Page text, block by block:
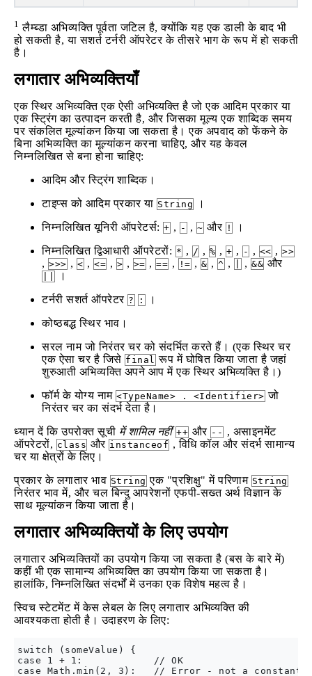
1 लैम्ब्डा अभिव्यक्ति पूर्वता जटिल है, क्योंकि यह एक डाली के बाद भी
हो सकती है, या सशर्त टर्नरी ऑपरेटर के तीसरे भाग के रूप में हो सकती
है।
लगातार अभिव्यक्तियाँ
एक स्थिर अभिव्यक्ति एक ऐसी अभिव्यक्ति है जो एक आदिम प्रकार या
एक स्ट्रिंग का उत्पादन करती है, और जिसका मूल्य एक शाब्दिक समय
पर संकलित मूल्यांकन किया जा सकता है। एक अपवाद को फेंकने के
बिना अभिव्यक्ति का मूल्यांकन करना चाहिए, और यह केवल
निम्नलिखित से बना होना चाहिए:
आदिम और स्ट्रिंग शाब्दिक।
टाइप्स को आदिम प्रकार या String
।
निम्नलिखित यूनिरी ऑपरेटर्स: + , - , ~ और !
।
निम्नलिखित द्विआधारी ऑपरेटरों: * , / , % , + , - , << , >>
, >>> , < , <= , > , >= , == , != , & , ^ , , && और
।
टर्नरी सशर्त ऑपरेटर ? :
।
कोष्ठबद्ध स्थिर भाव।
सरल नाम जो निरंतर चर को संदर्भित करते हैं। (एक स्थिर चर
एक ऐसा चर है जिसे final रूप में घोषित किया जाता है जहां
शुरुआती अभिव्यक्ति अपने आप में एक स्थिर अभिव्यक्ति है।)
फॉर्म के योग्य नाम <TypeName> . <Identifier> जो
निरंतर चर का संदर्भ देता है।
ध्यान दें कि उपरोक्त सूची में शामिल नहीं ++ और -- , असाइनमेंट
ऑपरेटरों, class और instanceof , विधि कॉल और संदर्भ सामान्य
चर या क्षेत्रों के लिए।
प्रकार के लगातार भाव String एक "प्रशिक्षु" में परिणाम String
निरंतर भाव में, और चल बिन्दु आपरेशनों एफपी-सख्त अर्थ विज्ञान के
साथ मूल्यांकन किया जाता है।
लगातार अभिव्यक्तियों के लिए उपयोग
लगातार अभिव्यक्तियों का उपयोग किया जा सकता है (बस के बारे में)
कहीं भी एक सामान्य अभिव्यक्ति का उपयोग किया जा सकता है।
हालांकि, निम्नलिखित संदर्भों में उनका एक विशेष महत्व है।
स्विच स्टेटमेंट में केस लेबल के लिए लगातार अभिव्यक्ति की
आवश्यकता होती है। उदाहरण के लिए:
switch (someValue) {
case 1 + 1:            // OK
case Math.min(2, 3):   // Error - not a constant